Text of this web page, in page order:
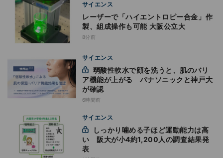
サイエンス
レーザーで「ハイエントロピー合金」作
製、組成操作も可能 大阪公立大
8分前
サイエンス
ア機能が上がる パナソニックと神戸大
が確認
6時間前
サイエンス
い 阪大が小4約1,200人の調査結果発
表